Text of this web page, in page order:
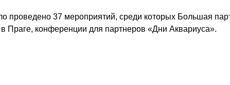
проведено 37 мероприятий, среди которых Большая
Праге, конференции для партнеров «Дни Аквариуса».